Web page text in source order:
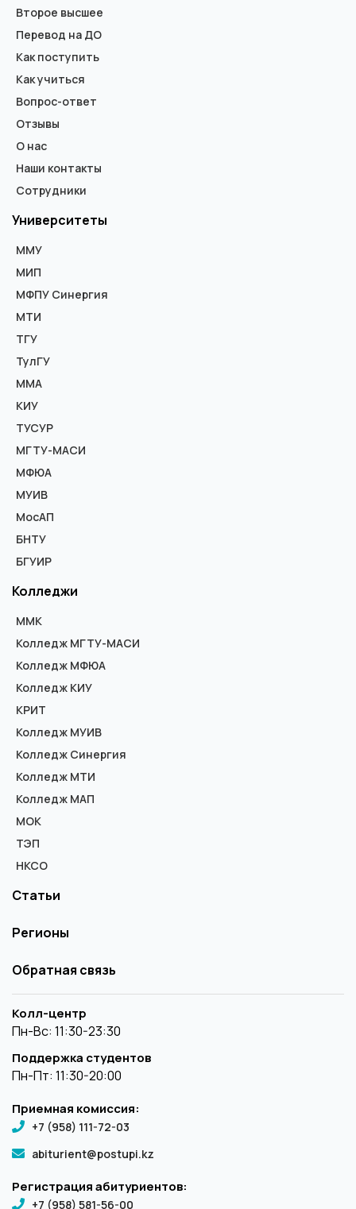
Второе высшее
Перевод на ДО
Как поступить
Как учиться
Вопрос-ответ
Отзывы
О нас
Наши контакты
Сотрудники
Университеты
ММУ
МИП
МФПУ Синергия
МТИ
ТГУ
ТулГУ
ММА
КИУ
ТУСУР
МГТУ-МАСИ
МФЮА
МУИВ
МосАП
БНТУ
БГУИР
Колледжи
ММК
Колледж МГТУ-МАСИ
Колледж МФЮА
Колледж КИУ
КРИТ
Колледж МУИВ
Колледж Синергия
Колледж МТИ
Колледж МАП
МОК
ТЭП
НКСО
Статьи
Регионы
Обратная связь
Колл-центр
Пн-Вс: 11:30-23:30
Поддержка студентов
Пн-Пт: 11:30-20:00
Приемная комиссия:
+7 (958) 111-72-03
abiturient@postupi.kz
Регистрация абитуриентов:
+7 (958) 581-56-00